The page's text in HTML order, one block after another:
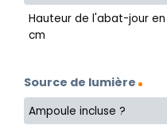
Hauteur de l'abat-jour en
cm
Source de lumière
Ampoule incluse ?